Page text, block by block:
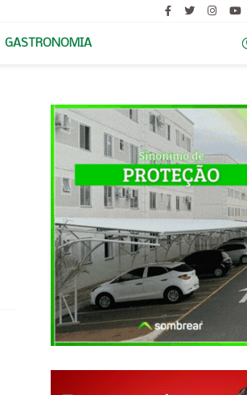
GASTRONOMIA